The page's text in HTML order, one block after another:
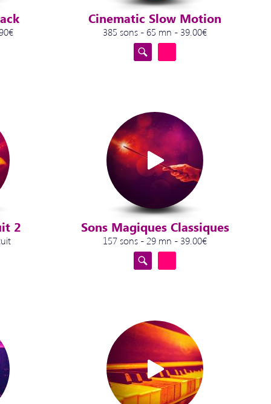
Cinematic Slow Motion
385 sons - 65 mn - 39.00€
2 Sons Magiques Classiques
157 sons - 29 mn - 39.00€